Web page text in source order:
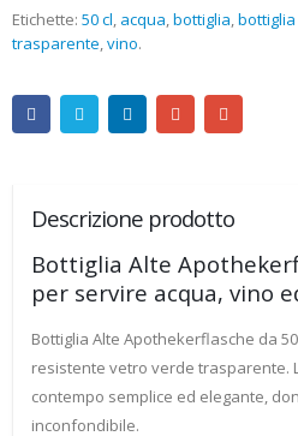
Etichette: 50 cl, acqua,bottiglia,
trasparente,vino.
Descrizione prodotto
Bottiglia Alte
per servire acqua, vino
Bottiglia Alte Apothekerflasche da
resistente vetro verde trasparente.
contempo semplice ed elegante,
inconfondibile.